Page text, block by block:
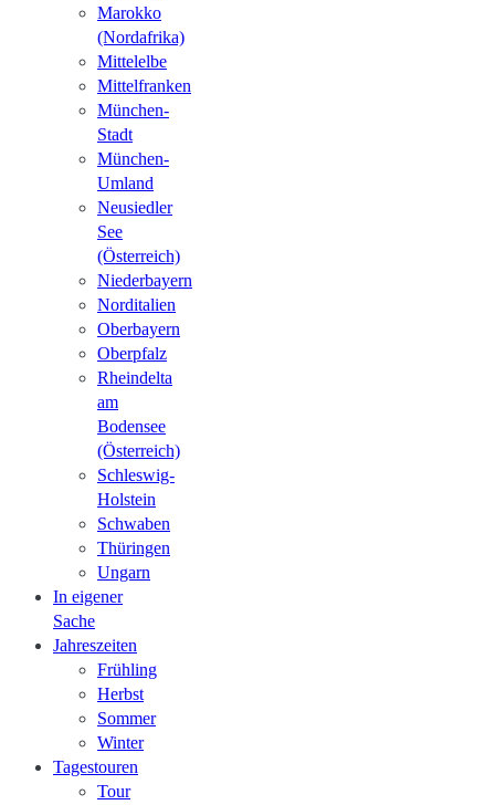
Marokko
(Nordafrika)
Mittelelbe
Mittelfranken
München-
Stadt
München-
Umland
Neusiedler
See
(Österreich)
Niederbayern
Norditalien
Oberbayern
Oberpfalz
Rheindelta
am
Bodensee
(Österreich)
Schleswig-
Holstein
Schwaben
Thüringen
Ungarn
In eigener
Sache
Jahreszeiten
Frühling
Herbst
Sommer
Winter
Tagestouren
Tour